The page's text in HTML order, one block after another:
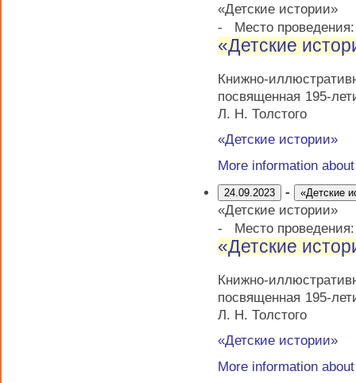
«Детские истории»
-
Место
«Детские
Книжно-
посвященная 195-
Л. Н. Толстого
«Детские истории»
More information
24.09.2023 - «Детские
«Детские истории»
-
Место
«Детские
Книжно-
посвященная 195-
Л. Н. Толстого
«Детские истории»
More information